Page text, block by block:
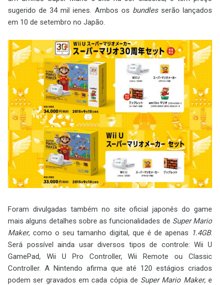
sugerido de 34 mil ienes. Ambos os bundlesserão lançados
em 10 de setembro no Japão.
Foram divulgadas também no site oficial japonês do game
mais alguns detalhes sobre as funcionalidades de Super Mario
Maker, como o seu tamanho digital, que é de apenas 1.4GB.
Será possível ainda usar diversos tipos de controle: Wii U
GamePad, Wii U Pro Controller, Wii Remote ou Classic
Controller. A Nintendo afirma que até 120 estágios criados
podem ser gravados em cada cópia de Super Mario Maker, e